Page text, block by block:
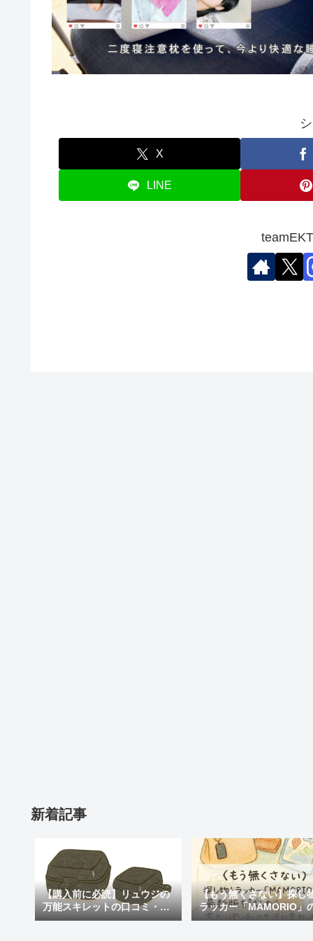
X
LINE
新着記事
【購入前に必読】リュウジの
万能スキレットの口コミ・評
判まとめ｜後悔しないための
【もう無くさない】探し
ラッカー「MAMORIO」
新版を試したら、忘れっ